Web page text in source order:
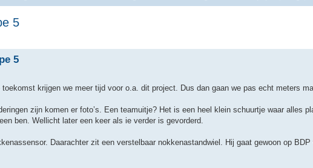
5
5
krijgen we meer tijd voor o.a. dit project. Dus dan gaan we pas echt meters
zijn komen er foto’s. Een teamuitje? Het is een heel klein schuurtje waar alles
ben. Wellicht later een keer als ie verder is gevorderd.
Daarachter zit een verstelbaar nokkenastandwiel. Hij gaat gewoon op BDP